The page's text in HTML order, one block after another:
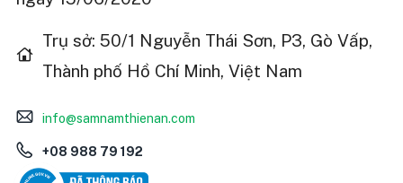
Trụ sở: 50/1 Nguyễn Thái Sơn, P3, Gò Vấp,
Thành phố Hồ Chí Minh, Việt Nam
info@samnamthienan.com
+08 988 79 192